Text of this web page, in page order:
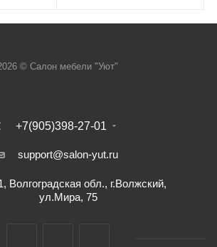
© Салон мебели "Уют"
+7(905)398-27-01
support@salon-yut.ru
Волгоградская обл., г.Волжский,
ул.Мира, 75